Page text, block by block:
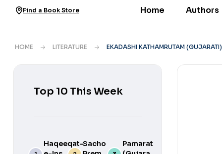
Find a Book Store Home Authors
HOME LITERATURE EKADASHI KATHAMRUTAM
Top 10 This Week
Haqeeqat-Sacho
Pamarat